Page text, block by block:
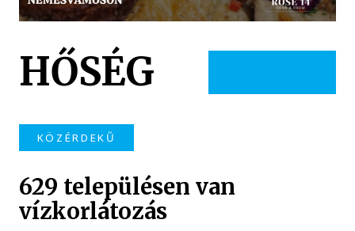
HŐSÉG
KÖZÉRDEKŰ
629 településen van
vízkorlátozás